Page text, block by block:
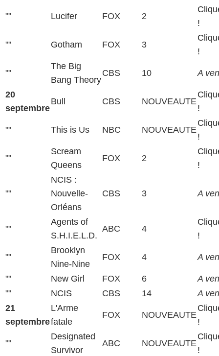
"" Lucifer FOX 2
!
"" Gotham FOX 3
!
""
The Big
Bang Theory
CBS 10 A
20
septembre
Bull CBS NOUVEAUTE
!
"" This is Us NBC NOUVEAUTE
!
""
Scream
Queens
FOX 2
!
""
NCIS :
Nouvelle-
Orléans
CBS 3 A
""
Agents of
S.H.I.E.L.D.
ABC 4
!
""
Brooklyn
Nine-Nine
FOX 4 A
"" New Girl FOX 6
A
""
NCIS CBS 14
A
21
septembre
L'Arme
fatale
FOX NOUVEAUTE
!
""
Designated
Survivor
ABC NOUVEAUTE
!